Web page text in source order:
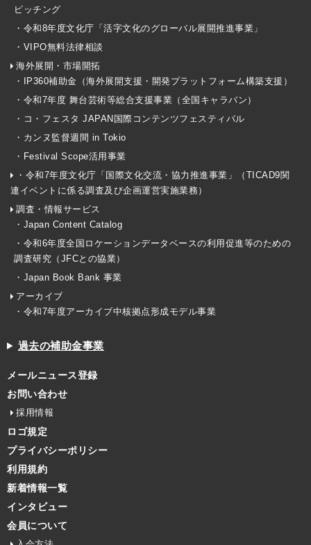
ピッチング
・令和8年度文化庁「活字文化のグローバル展開推進事業」
・VIPO無料法律相談
海外展開・市場開拓
・IP360補助金（海外展開支援・開発プラットフォーム構築支援）
・令和7年度 舞台芸術等総合支援事業（全国キャラバン）
・コ・フェスタ JAPAN国際コンテンツフェスティバル
・カンヌ監督週間 in Tokio
・Festival Scope活用事業
・令和7年度文化庁「国際文化交流・協力推進事業」（TICAD9関
連イベントに係る調査及び企画運営実施業務）
調査・情報サービス
・Japan Content Catalog
・令和6年度全国ロケーションデータベースの利用促進等のための
調査研究（JFCとの協業）
・Japan Book Bank 事業
アーカイブ
・令和7年度アーカイブ中核拠点形成モデル事業
過去の補助金事業
メールニュース登録
お問い合わせ
採用情報
ロゴ規定
プライバシーポリシー
利用規約
新着情報一覧
インタビュー
会員について